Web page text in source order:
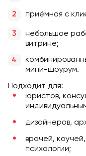
приёмная с
небольшое
витрине;
мини-шоурум.
Подходит для:
юристов,
дизайнеров,
врачей,
психологии;